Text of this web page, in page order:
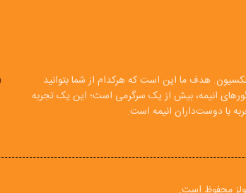
هدف ما این است که هرکدام از شما بتوانید
انیمه، بیش از یک سرگرمی است؛ این یک تجربه
با دوست‌داران انیمه است.